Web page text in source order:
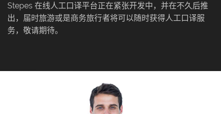
Stepes 在线人工口译平台正在紧张开发中，并在不久后推
出，届时旅游或是商务旅行者将可以随时获得人工口译服
务，敬请期待。